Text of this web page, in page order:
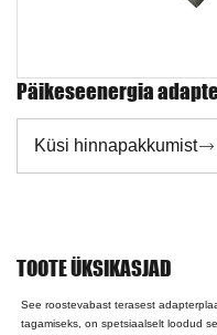
Päikeseenergia
Küsi hinnapakkumist
TOOTE ÜKSIKASJAD
See roostevabast terasest
tagamiseks, on spetsiaalselt loodud